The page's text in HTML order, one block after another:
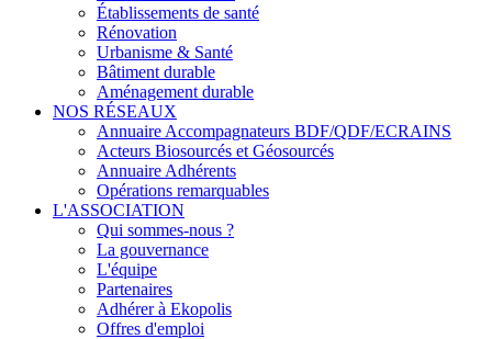
Établissements de santé
Rénovation
Urbanisme & Santé
Bâtiment durable
Aménagement durable
NOS RÉSEAUX
Annuaire Accompagnateurs BDF/QDF/ECRAINS
Acteurs Biosourcés et Géosourcés
Annuaire Adhérents
Opérations remarquables
L'ASSOCIATION
Qui sommes-nous ?
La gouvernance
L'équipe
Partenaires
Adhérer à Ekopolis
Offres d'emploi